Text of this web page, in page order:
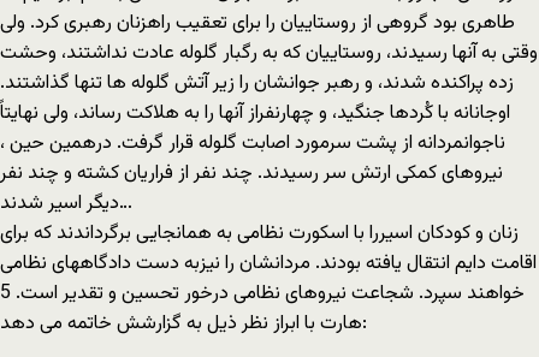
طاهری بود گروهی از روستاییان را برای تعقیب راهزنان رهبری کرد. ولی
وقتی به آنها رسیدند، روستاییان که به رگبار گلوله عادت نداشتند، وحشت
زده پراکنده شدند، و رهبر جوانشان را زیر آتش گلوله ها تنها گذاشتند.
اوجانانه با کُردها جنگید، و چهارنفراز آنها را به هلاکت رساند، ولی نهایتاً
ناجوانمردانه از پشت سرمورد اصابت گلوله قرار گرفت. درهمین حین ،
نیروهای کمکی ارتش سر رسیدند. چند نفر از فراریان کشته و چند نفر
دیگر اسیر شدند…
زنان و کودکان اسیررا با اسکورت نظامی به همانجایی برگرداندند که برای
اقامت دایم انتقال یافته بودند. مردانشان را نیزبه دست دادگاههای نظامی
خواهند سپرد. شجاعت نیروهای نظامی درخور تحسین و تقدیر است. 5
هارت با ابراز نظر ذیل به گزارشش خاتمه می دهد: